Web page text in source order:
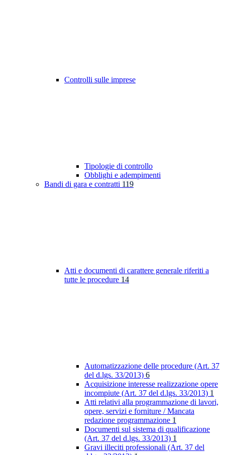
Controlli sulle imprese
Tipologie di controllo
Obblighi e adempimenti
Bandi di gara e contratti 119
Atti e documenti di carattere generale riferiti a
tutte le procedure 14
Automatizzazione delle procedure (Art. 37
del d.lgs. 33/2013) 6
Acquisizione interesse realizzazione opere
incompiute (Art. 37 del d.lgs. 33/2013) 1
Atti relativi alla programmazione di lavori,
opere, servizi e forniture / Mancata
redazione programmazione 1
Documenti sul sistema di qualificazione
(Art. 37 del d.lgs. 33/2013) 1
Gravi illeciti professionali (Art. 37 del